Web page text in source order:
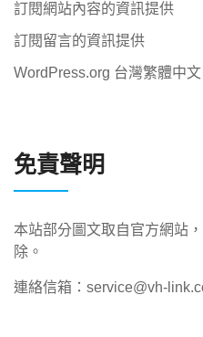
訂閱網站內容的資訊提供
訂閱留言的資訊提供
WordPress.org 台灣繁體中文
免責聲明
本站部分圖文取自官方網站
除。
連絡信箱：service@vh-